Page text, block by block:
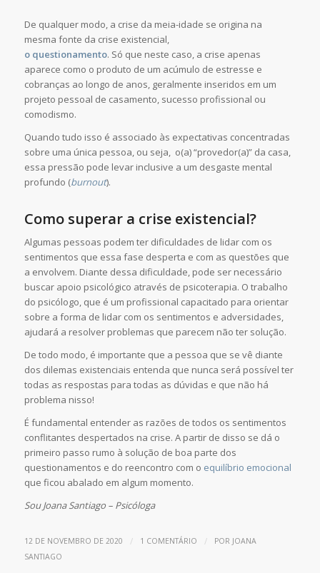
De qualquer modo, a crise da meia-idade se origina na
mesma fonte da crise existencial,
o questionamento. Só que neste caso, a crise apenas
aparece como o produto de um acúmulo de estresse e
cobranças ao longo de anos, geralmente inseridos em um
projeto pessoal de casamento, sucesso profissional ou
comodismo.
Quando tudo isso é associado às expectativas concentradas
sobre uma única pessoa, ou seja, o(a) “provedor(a)” da casa,
essa pressão pode levar inclusive a um desgaste mental
profundo (burnout).
Como superar a crise existencial?
Algumas pessoas podem ter dificuldades de lidar com os
sentimentos que essa fase desperta e com as questões que
a envolvem. Diante dessa dificuldade, pode ser necessário
buscar apoio psicológico através de psicoterapia. O trabalho
do psicólogo, que é um profissional capacitado para orientar
sobre a forma de lidar com os sentimentos e adversidades,
ajudará a resolver problemas que parecem não ter solução.
De todo modo, é importante que a pessoa que se vê diante
dos dilemas existenciais entenda que nunca será possível ter
todas as respostas para todas as dúvidas e que não há
problema nisso!
É fundamental entender as razões de todos os sentimentos
conflitantes despertados na crise. A partir de disso se dá o
primeiro passo rumo à solução de boa parte dos
questionamentos e do reencontro com o equilíbrio emocional
que ficou abalado em algum momento.
Sou Joana Santiago – Psicóloga
12 DE NOVEMBRO DE 2020 / 1 COMENTÁRIO / POR JOANA
SANTIAGO